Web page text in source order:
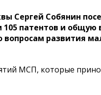
Сергей Собянин
патентов и
развития
МСП, которые